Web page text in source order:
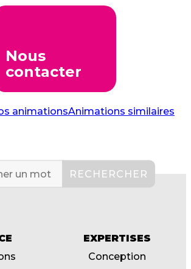
Nous
contacter
animationsAnimations similaires
EXPERTISES
Conception